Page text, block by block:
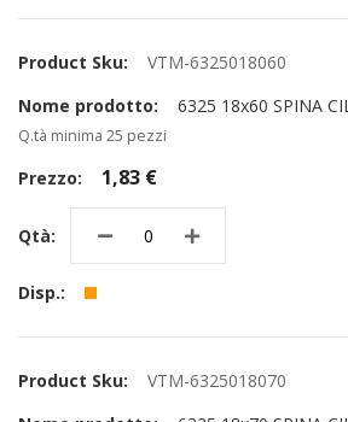
VTM-6325018060
6325 18x60 SPINA
Q.tà minima 25 pezzi
1,83 €
VTM-6325018070